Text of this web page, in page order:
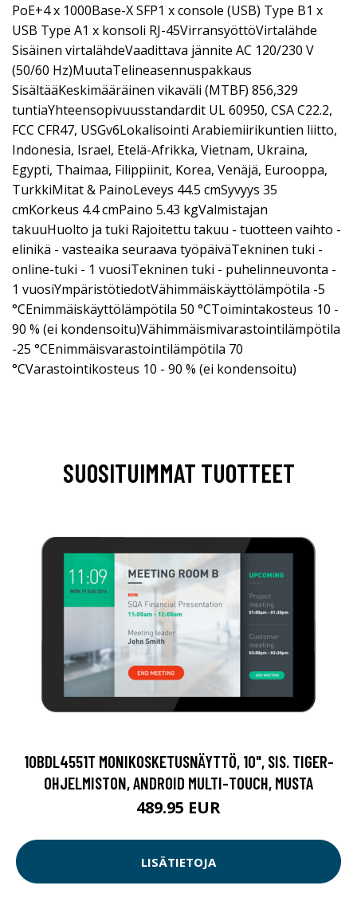
PoE+4 x 1000Base-X SFP1 x console (USB) Type B1 x
USB Type A1 x konsoli RJ-45VirransyöttöVirtalähde
Sisäinen virtalähdeVaadittava jännite AC 120/230 V
(50/60 Hz)MuutaTelineasennuspakkaus
SisältääKeskimääräinen vikaväli (MTBF) 856,329
tuntiaYhteensopivuusstandardit UL 60950, CSA C22.2,
FCC CFR47, USGv6Lokalisointi Arabiemiirikuntien liitto,
Indonesia, Israel, Etelä-Afrikka, Vietnam, Ukraina,
Egypti, Thaimaa, Filippiinit, Korea, Venäjä, Eurooppa,
TurkkiMitat & PainoLeveys 44.5 cmSyvyys 35
cmKorkeus 4.4 cmPaino 5.43 kgValmistajan
takuuHuolto ja tuki Rajoitettu takuu - tuotteen vaihto -
elinikä - vasteaika seuraava työpäiväTekninen tuki -
online-tuki - 1 vuosiTekninen tuki - puhelinneuvonta -
1 vuosiYmpäristötiedotVähimmäiskäyttölämpötila -5
°CEnimmäiskäyttölämpötila 50 °CToimintakosteus 10 -
90 % (ei kondensoitu)Vähimmäismivarastointilämpötila
-25 °CEnimmäisvarastointilämpötila 70
°CVarastointikosteus 10 - 90 % (ei kondensoitu)
SUOSITUIMMAT TUOTTEET
10BDL4551T MONIKOSKETUSNÄYTTÖ, 10", SIS. TIGER-
OHJELMISTON, ANDROID MULTI-TOUCH, MUSTA
489.95 EUR
LISÄTIETOJA